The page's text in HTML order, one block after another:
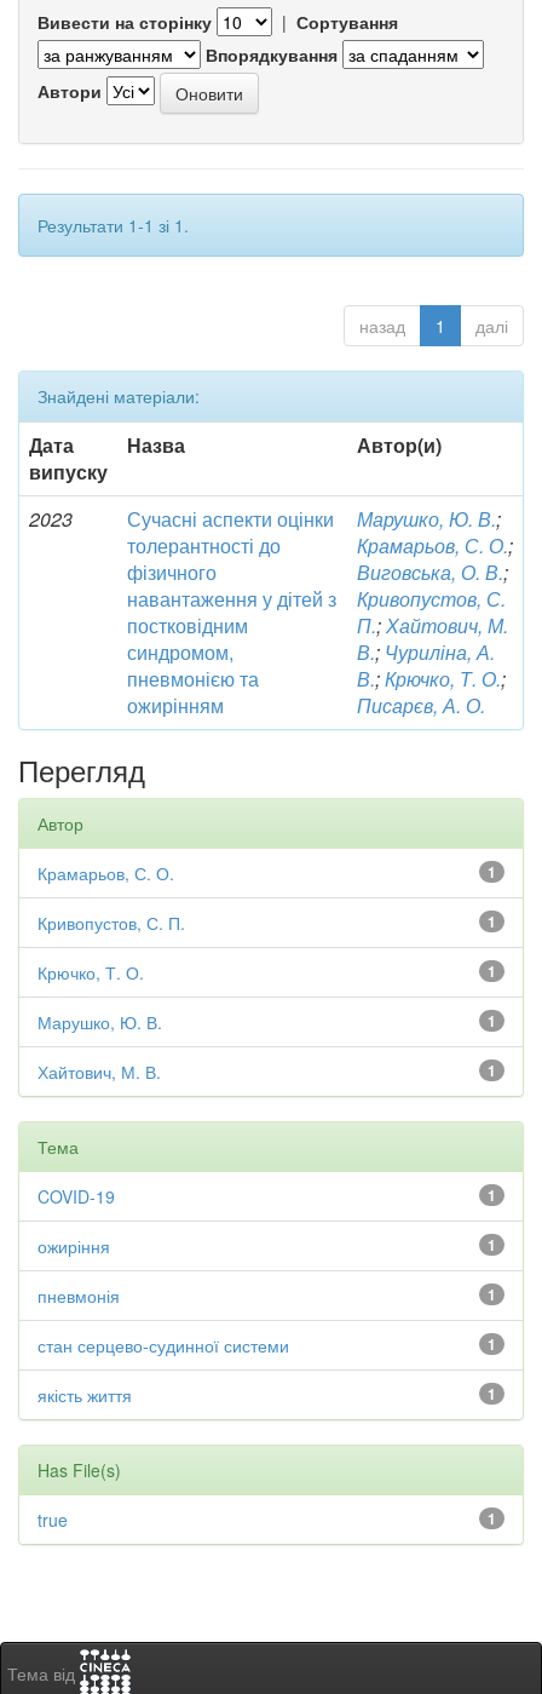
Вивести на сторінку | Сортування
Впорядкування
Автори
Результати 1-1 зі 1.
назад 1 далі
Знайдені матеріали:
Дата
випуску
Назва Автор(и)
2023
Сучасні аспекти оцінки
толерантності до
фізичного
навантаження у дітей з
постковідним
синдромом,
пневмонією та
ожирінням
Марушко, Ю. В.;
Крамарьов, С. О.;
Виговська, О. В.;
Кривопустов, С.
П.;Хайтович, М.
В.; Чуриліна, А.
В.;Крючко, Т. О.;
Писарєв, А. О.
Перегляд
Автор
1
Крамарьов, С. О.
1
Кривопустов, С. П.
1
Крючко, Т. О.
1
Марушко, Ю. В.
1
Хайтович, М. В.
Тема
1
COVID-19
1
ожиріння
1
пневмонія
1
стан серцево-судинної системи
1
якість життя
Has File(s)
1
true
Тема від